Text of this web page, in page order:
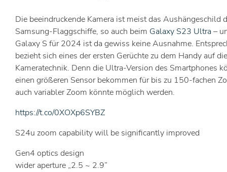
Die beeindruckende Kamera ist meist das Aushängeschild
Samsung-Flaggschiffe, so auch beim Galaxy S23 Ultra–
Galaxy S für 2024 ist da gewiss keine Ausnahme.
bezieht sich eines der ersten Gerüchte zu dem Handy auf
Kameratechnik. Denn die Ultra-Version des Smartphones
einen größeren Sensor bekommen für bis zu 150-fachen
auch variabler Zoom könnte möglich werden.
https://t.co/0XOXp6SYBZ
S24u zoom capability will be significantly improved
Gen4 optics design
wider aperture „2.5 ~ 2.9”